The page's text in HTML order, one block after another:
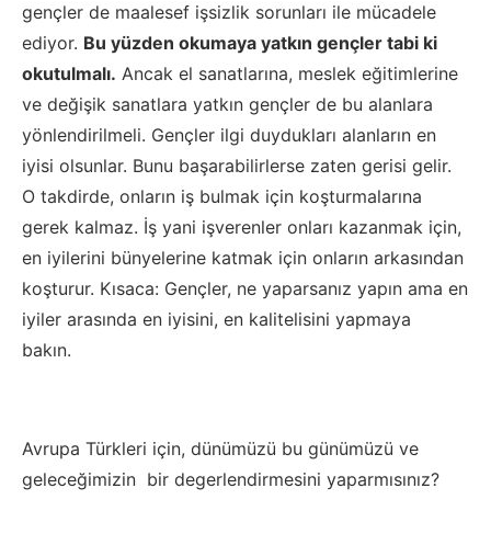
gençler de maalesef işsizlik sorunları ile mücadele
ediyor. Bu yüzden okumaya yatkın gençler tabi ki
okutulmalı. Ancak el sanatlarına, meslek eğitimlerine
ve değişik sanatlara yatkın gençler de bu alanlara
yönlendirilmeli. Gençler ilgi duydukları alanların en
iyisi olsunlar. Bunu başarabilirlerse zaten gerisi gelir.
O takdirde, onların iş bulmak için koşturmalarına
gerek kalmaz. İş yani işverenler onları kazanmak için,
en iyilerini bünyelerine katmak için onların arkasından
koşturur. Kısaca: Gençler, ne yaparsanız yapın ama en
iyiler arasında en iyisini, en kalitelisini yapmaya
bakın.
Avrupa Türkleri için, dünümüzü bu günümüzü ve
geleceğimizin bir degerlendirmesini yaparmısınız?